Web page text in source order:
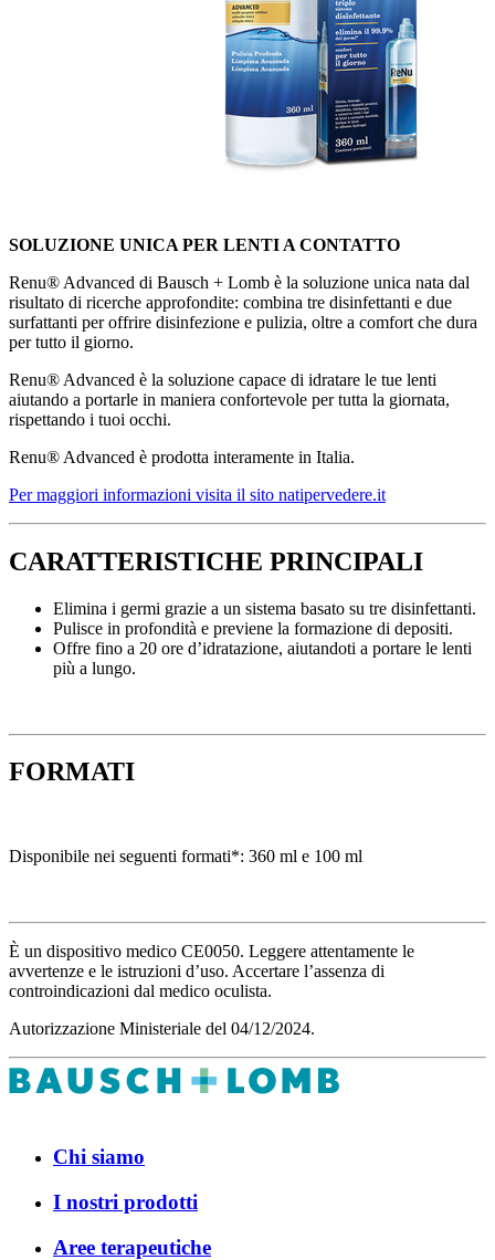
SOLUZIONE UNICA PER LENTI A CONTATTO
Renu® Advanced di Bausch + Lomb è la soluzione unica nata dal
risultato di ricerche approfondite: combina tre disinfettanti e due
surfattanti per offrire disinfezione e pulizia, oltre a comfort che dura
per tutto il giorno.
Renu® Advanced è la soluzione capace di idratare le tue lenti
aiutando a portarle in maniera confortevole per tutta la giornata,
rispettando i tuoi occhi.
Renu® Advanced è prodotta interamente in Italia.
Per maggiori informazioni visita il sito natipervedere.it
CARATTERISTICHE PRINCIPALI
Elimina i germi grazie a un sistema basato su tre disinfettanti.
Pulisce in profondità e previene la formazione di depositi.
Offre fino a 20 ore d’idratazione, aiutandoti a portare le lenti
più a lungo.
FORMATI
Disponibile nei seguenti formati*: 360 ml e 100 ml
È un dispositivo medico CE0050. Leggere attentamente le
avvertenze e le istruzioni d’uso. Accertare l’assenza di
controindicazioni dal medico oculista.
Autorizzazione Ministeriale del 04/12/2024.
Chi siamo
I nostri prodotti
Aree terapeutiche